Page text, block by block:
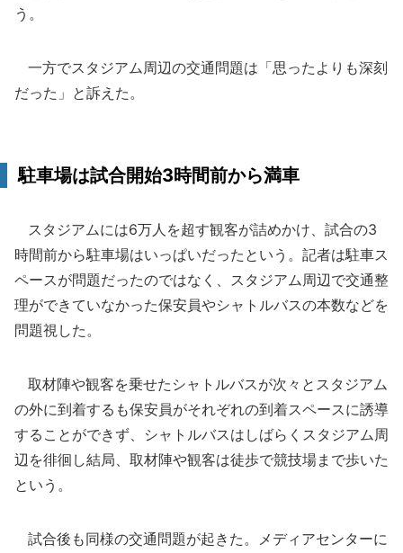
う。
一方でスタジアム周辺の交通問題は「思ったよりも深刻
だった」と訴えた。
駐車場は試合開始3時間前から満車
スタジアムには6万人を超す観客が詰めかけ、試合の3
時間前から駐車場はいっぱいだったという。記者は駐車ス
ペースが問題だったのではなく、スタジアム周辺で交通整
理ができていなかった保安員やシャトルバスの本数などを
問題視した。
取材陣や観客を乗せたシャトルバスが次々とスタジアム
の外に到着するも保安員がそれぞれの到着スペースに誘導
することができず、シャトルバスはしばらくスタジアム周
辺を徘徊し結局、取材陣や観客は徒歩で競技場まで歩いた
という。
試合後も同様の交通問題が起きた。メディアセンターに